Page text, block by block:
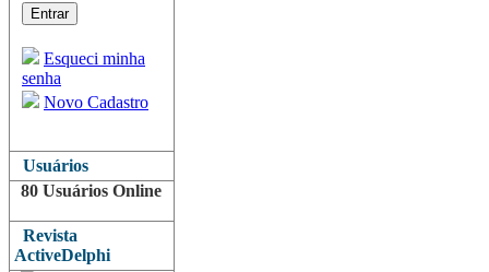
Esqueci minha
senha
Novo Cadastro
Usuários
80 Usuários Online
Revista
ActiveDelphi